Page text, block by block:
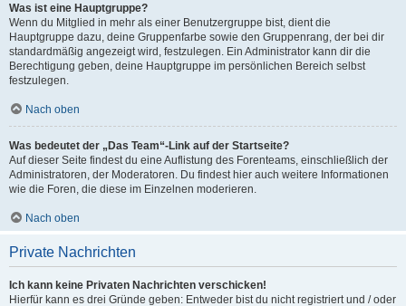
Was ist eine Hauptgruppe?
Wenn du Mitglied in mehr als einer Benutzergruppe bist, dient die
Hauptgruppe dazu, deine Gruppenfarbe sowie den Gruppenrang, der bei dir
standardmäßig angezeigt wird, festzulegen. Ein Administrator kann dir die
Berechtigung geben, deine Hauptgruppe im persönlichen Bereich selbst
festzulegen.
Nach oben
Was bedeutet der „Das Team“-Link auf der Startseite?
Auf dieser Seite findest du eine Auflistung des Forenteams, einschließlich der
Administratoren, der Moderatoren. Du findest hier auch weitere Informationen
wie die Foren, die diese im Einzelnen moderieren.
Nach oben
Private Nachrichten
Ich kann keine Privaten Nachrichten verschicken!
Hierfür kann es drei Gründe geben: Entweder bist du nicht registriert und / oder